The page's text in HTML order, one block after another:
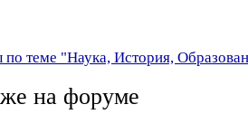
по теме "Наука, История,
на форуме